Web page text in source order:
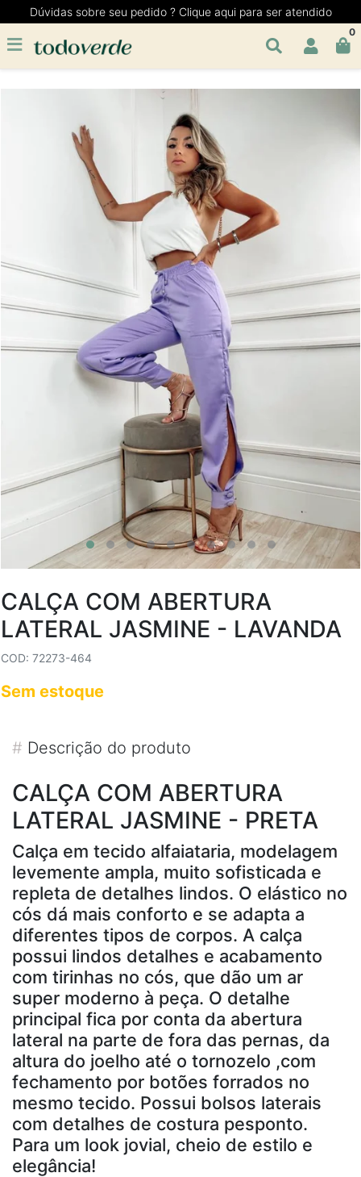
Dúvidas sobre seu pedido ? Clique aqui para ser atendido
0
CALÇA COM ABERTURA
LATERAL JASMINE - LAVANDA
COD: 72273-464
Sem estoque
# Descrição do produto
CALÇA COM ABERTURA
LATERAL JASMINE - PRETA
Calça em tecido alfaiataria, modelagem
levemente ampla, muito sofisticada e
repleta de detalhes lindos. O elástico no
cós dá mais conforto e se adapta a
diferentes tipos de corpos. A calça
possui lindos detalhes e acabamento
com tirinhas no cós, que dão um ar
super moderno à peça. O detalhe
principal fica por conta da abertura
lateral na parte de fora das pernas, da
altura do joelho até o tornozelo ,com
fechamento por botões forrados no
mesmo tecido. Possui bolsos laterais
com detalhes de costura pesponto.
Para um look jovial, cheio de estilo e
elegância!